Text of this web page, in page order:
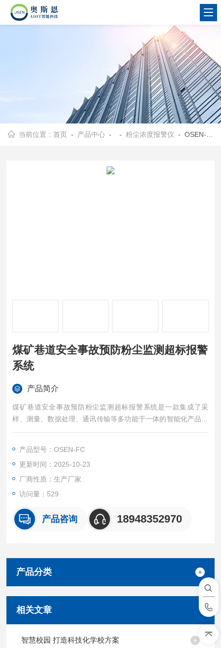
当前位置：首页 - 产品中心 - -粉尘浓度报警仪 - OSEN-FC煤矿巷道安全事故预防粉尘监测超标报警系统
煤矿巷道安全事故预防粉尘监测超标报警
系统
产品简介
煤矿巷道安全事故预防粉尘监测超标报警系统是一款集成了采
样、测量、数据处理、通讯传输等多功能于一体的智能化产品。
该系统采用优良的激光散射原理，分辨率高达0.01mg/m3，可精
产品型号：OSEN-FC
更新时间：2025-10-23
厂商性质：生产厂家
访问量：529
产品咨询 18948352970
产品分类
相关文章
智慧校园 打造科技化学校方案